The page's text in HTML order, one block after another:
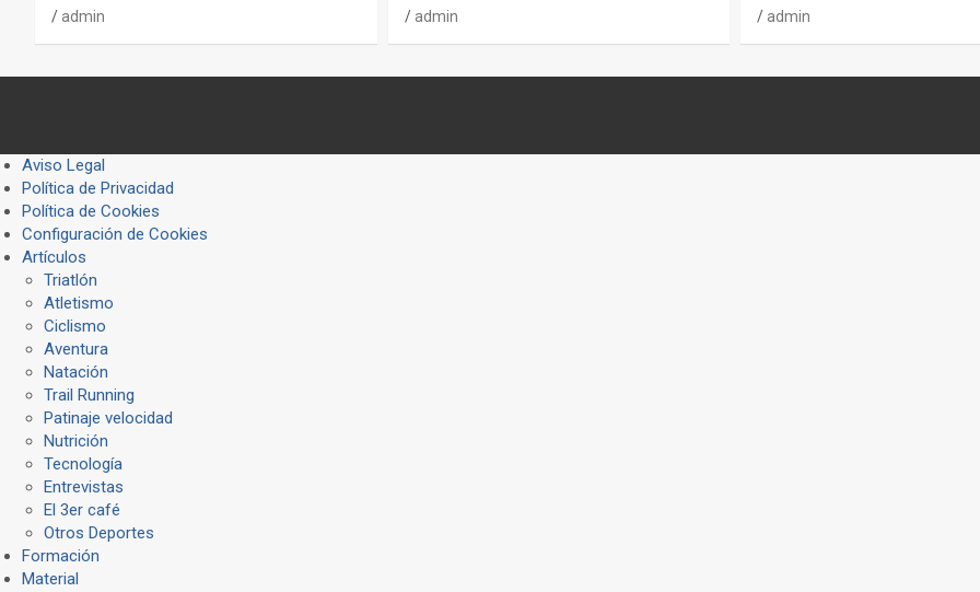
admin admin admin
Aviso Legal
Política de Privacidad
Política de Cookies
Configuración de Cookies
Artículos
Triatlón
Atletismo
Ciclismo
Aventura
Natación
Trail Running
Patinaje velocidad
Nutrición
Tecnología
Entrevistas
El 3er café
Otros Deportes
Formación
Material